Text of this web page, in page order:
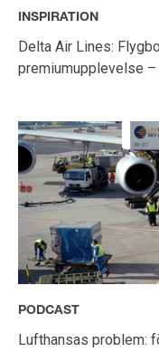
INSPIRATION
Delta Air Lines:
premiumupplevelse
PODCAST
Lufthansas problem: